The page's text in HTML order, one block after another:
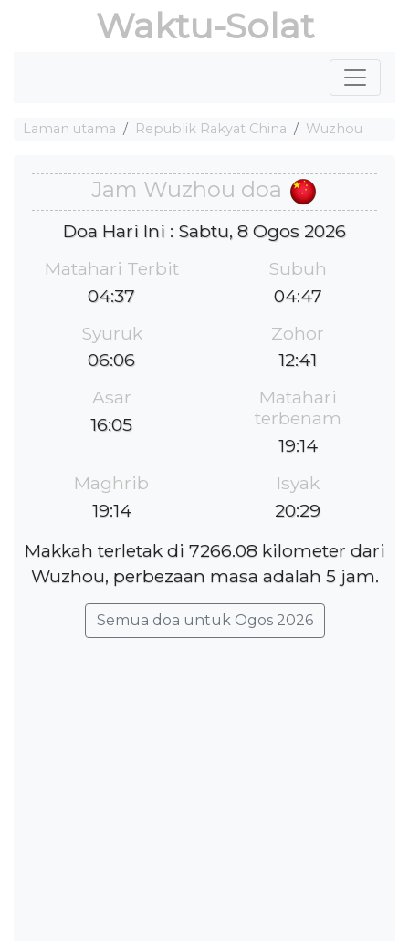
Waktu-Solat
Laman utama Republik Rakyat China Wuzhou
Jam Wuzhou doa
Doa Hari Ini : Sabtu, 8 Ogos 2026
Matahari Terbit
04:37
Subuh
04:47
Syuruk
06:06
Zohor
12:41
Asar
16:05
Matahari
terbenam
19:14
Maghrib
19:14
Isyak
20:29
Makkah terletak di 7266.08 kilometer dari
Wuzhou, perbezaan masa adalah 5 jam.
Semua doa untuk Ogos 2026